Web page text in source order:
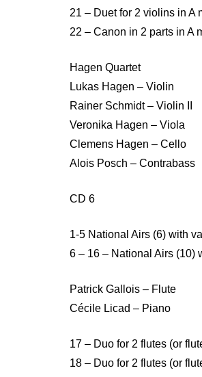
21 – Duet for 2 violins in A
22 – Canon in 2 parts in A
Hagen Quartet
Lukas Hagen – Violin
Rainer Schmidt – Violin II
Veronika Hagen – Viola
Clemens Hagen – Cello
Alois Posch – Contrabass
CD 6
1-5 National Airs (6) with
6 – 16 – National Airs (10)
Patrick Gallois – Flute
Cécile Licad – Piano
17 – Duo for 2 flutes (or
18 – Duo for 2 flutes (or